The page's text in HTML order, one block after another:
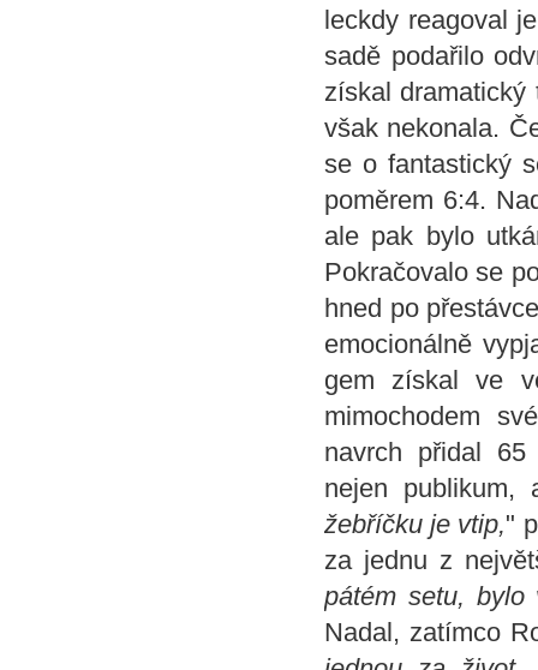
leckdy reagoval
sadě podařilo
získal dramatický
však nekonala.
se o fantastický
poměrem 6:4.
ale pak bylo
Pokračovalo se
hned po
emocionálně
gem získal ve
mimochodem
navrch přidal 65
nejen publikum,
žebříčku je vtip,"
za jednu z
pátém setu, bylo
Nadal, zatímco